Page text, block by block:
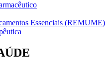
Essenciais (REMUME)